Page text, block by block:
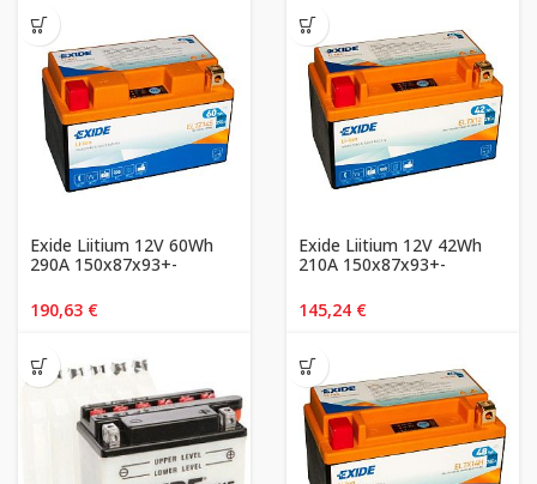
Exide Liitium 12V 60Wh
290A 150x87x93+-
190,63 €
Exide Liitium 12V 42Wh
210A 150x87x93+-
145,24 €